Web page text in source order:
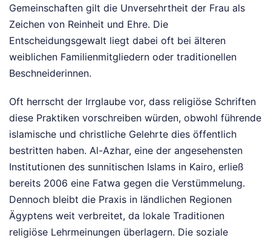
Gemeinschaften gilt die Unversehrtheit der Frau als
Zeichen von Reinheit und Ehre. Die
Entscheidungsgewalt liegt dabei oft bei älteren
weiblichen Familienmitgliedern oder traditionellen
Beschneiderinnen.
Oft herrscht der Irrglaube vor, dass religiöse Schriften
diese Praktiken vorschreiben würden, obwohl führende
islamische und christliche Gelehrte dies öffentlich
bestritten haben. Al-Azhar, eine der angesehensten
Institutionen des sunnitischen Islams in Kairo, erließ
bereits 2006 eine Fatwa gegen die Verstümmelung.
Dennoch bleibt die Praxis in ländlichen Regionen
Ägyptens weit verbreitet, da lokale Traditionen
religiöse Lehrmeinungen überlagern. Die soziale